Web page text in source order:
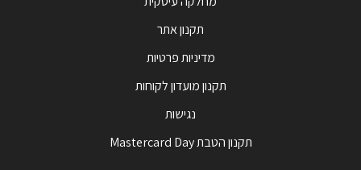
תקנון אתר
מדיניות פרטיות
תקנון מועדון לקוחות
נגישות
תקנון הטבת Mastercard Day